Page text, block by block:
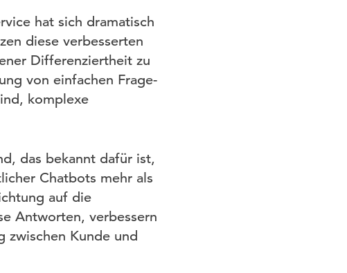
hat sich dramatisch
diese verbesserten
Differenziertheit zu
von einfachen Frage-
komplexe
das bekannt dafür ist,
Chatbots mehr als
auf die
Antworten, verbessern
zwischen Kunde und